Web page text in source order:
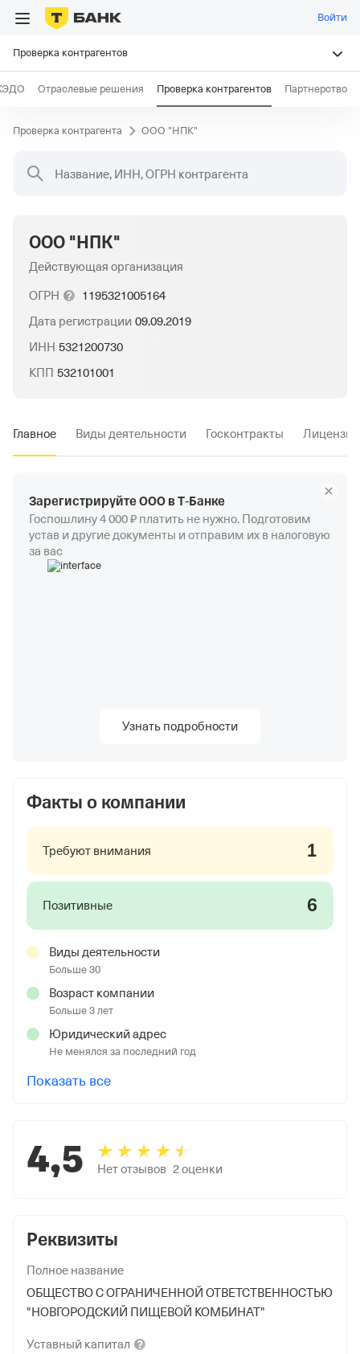
Войти
Проверка контрагентов
Отраслевые решения Проверка контрагентов Партнерство
Проверка контрагента ООО "НПК"
Название, ИНН, ОГРН контрагента
ООО "НПК"
Действующая организация
ОГРН
1195321005164
Дата регистрации 09.09.2019
ИНН 5321200730
КПП 532101001
Главное Виды деятельности Госконтракты Лицензии
Реквизиты
Полное название
ОБЩЕСТВО С ОГРАНИЧЕННОЙ ОТВЕТСТВЕННОСТЬЮ
"НОВГОРОДСКИЙ ПИЩЕВОЙ КОМБИНАТ"
Уставный капитал
Зарегистрируйте ООО в Т‑Банке
Госпошлину 4 000 ₽ платить не нужно. Подготовим
устав и другие документы и отправим их в налоговую
за вас
Узнать подробности
Факты о компании
Требуют внимания 1
Позитивные 6
Виды деятельности
Больше 30
Возраст компании
Больше 3 лет
Юридический адрес
Не менялся за последний год
Показать все
4,5 Нет отзывов 2оценки